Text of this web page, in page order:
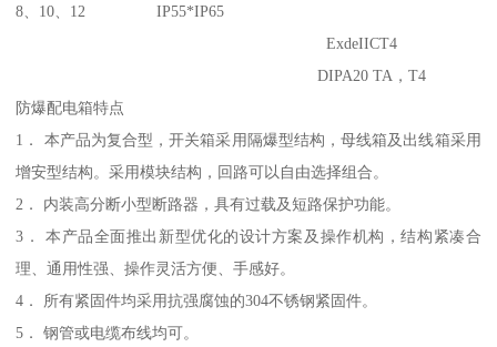
8、10、12 IP55*IP65
ExdeIICT4
DIPA20 TA，T4
防爆配电箱特点
1． 本产品为复合型，开关箱采用隔爆型结构，母线箱及出线箱采用
增安型结构。采用模块结构，回路可以自由选择组合。
2． 内装高分断小型断路器，具有过载及短路保护功能。
3． 本产品全面推出新型优化的设计方案及操作机构，结构紧凑合
理、通用性强、操作灵活方便、手感好。
4． 所有紧固件均采用抗强腐蚀的304不锈钢紧固件。
5． 钢管或电缆布线均可。